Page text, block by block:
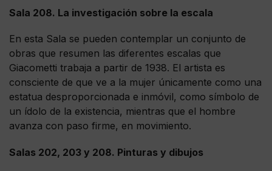
Sala 208. La investigación sobre la escala
En esta Sala se pueden contemplar un conjunto de
obras que resumen las diferentes escalas que
Giacometti trabaja a partir de 1938. El artista es
consciente de que ve a la mujer únicamente como una
estatua desproporcionada e inmóvil, como símbolo de
un ídolo de la existencia, mientras que el hombre
avanza con paso firme, en movimiento.
Salas 202, 203 y 208. Pinturas y dibujos